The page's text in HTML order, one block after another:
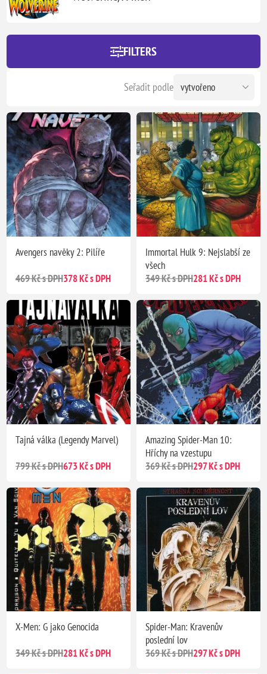
FILTERS
Seřadit podle
Avengers navěky 2: Pilíře
469 Kč s DPH378 Kč s DPH
Immortal Hulk 9: Nejslabší ze
všech
349 Kč s DPH281 Kč s DPH
Tajná válka (Legendy Marvel)
799 Kč s DPH673 Kč s DPH
Amazing Spider-Man 10:
Hříchy na vzestupu
369 Kč s DPH297 Kč s DPH
X-Men: G jako Genocida
349 Kč s DPH281 Kč s DPH
Spider-Man: Kravenův
poslední lov
369 Kč s DPH297 Kč s DPH